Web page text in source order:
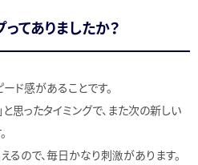
てありましたか？
ド感があることです。
思ったタイミングで、また次の新しい
るので、毎日かなり刺激があります。